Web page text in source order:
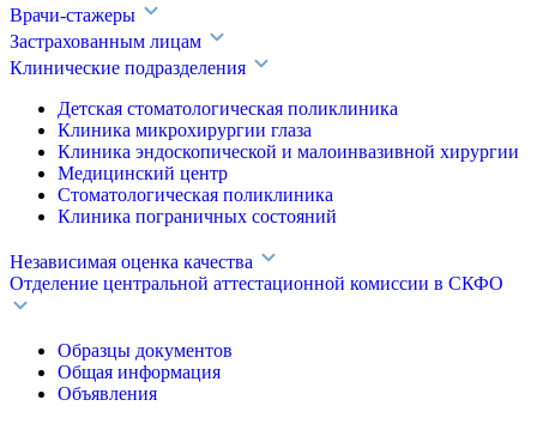
Врачи-стажеры
Застрахованным лицам
Клинические подразделения
Детская стоматологическая поликлиника
Клиника микрохирургии глаза
Клиника эндоскопической и малоинвазивной хирургии
Медицинский центр
Стоматологическая поликлиника
Клиника пограничных состояний
Независимая оценка качества
Отделение центральной аттестационной комиссии в СКФО
Образцы документов
Общая информация
Объявления